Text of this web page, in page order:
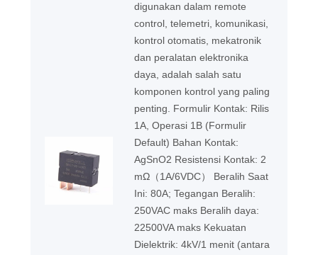
digunakan dalam remote
control, telemetri, komunikasi,
kontrol otomatis, mekatronik
dan peralatan elektronika
daya, adalah salah satu
komponen kontrol yang paling
penting. Formulir Kontak: Rilis
1A, Operasi 1B (Formulir
Default) Bahan Kontak:
AgSnO2 Resistensi Kontak: 2
mΩ（1A/6VDC） Beralih Saat
Ini: 80A; Tegangan Beralih:
250VAC maks Beralih daya:
22500VA maks Kekuatan
Dielektrik: 4kV/1 menit (antara